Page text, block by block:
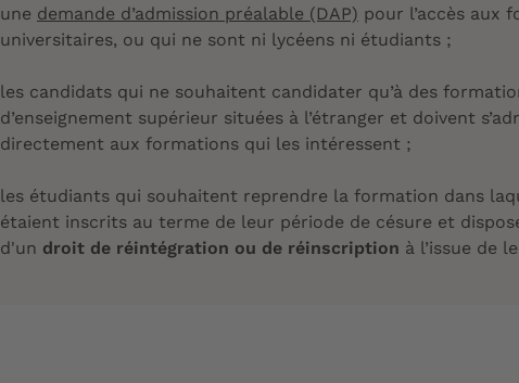
une demande d’admission préalable (DAP) pour l’accès aux
universitaires, ou qui ne sont ni lycéens ni étudiants ;
les candidats qui ne souhaitent candidater qu’à des
d’enseignement supérieur situées à l’étranger et doivent
directement aux formations qui les intéressent ;
les étudiants qui souhaitent reprendre la formation dans
étaient inscrits au terme de leur période de césure et
d'un droit de réintégration ou de réinscription à l’issue de